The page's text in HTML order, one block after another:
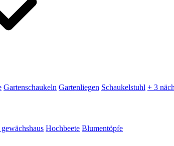
Gartenschaukeln Gartenliegen Schaukelstuhl + 3
Hochbeete Blumentöpfe